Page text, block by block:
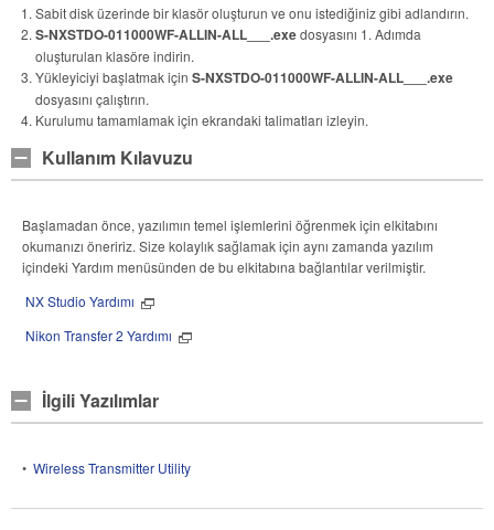
Sabit disk üzerinde bir klasör oluşturun ve onu istediğiniz gibi adlandırın.
S-NXSTDO-011000WF-ALLIN-ALL___.exedosyasını 1. Adımda
oluşturulan klasöre indirin.
Yükleyiciyi başlatmak için S-NXSTDO-011000WF-ALLIN-ALL___.exe
dosyasını çalıştırın.
Kurulumu tamamlamak için ekrandaki talimatları izleyin.
Kullanım Kılavuzu
Başlamadan önce, yazılımın temel işlemlerini öğrenmek için elkitabını
okumanızı öneririz. Size kolaylık sağlamak için aynı zamanda yazılım
içindeki Yardım menüsünden de bu elkitabına bağlantılar verilmiştir.
NX Studio Yardımı
Nikon Transfer 2 Yardımı
İlgili Yazılımlar
• Wireless Transmitter Utility